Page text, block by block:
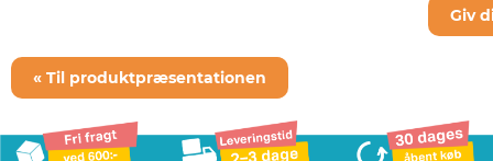
Giv
« Til produktpræsentationen